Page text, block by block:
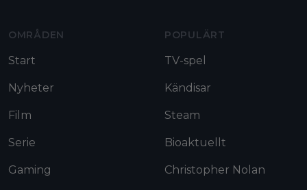
OMRÅDEN
Start
Nyheter
Film
Serie
Gaming
POPULÄRT
TV-spel
Kändisar
Steam
Bioaktuellt
Christopher Nolan